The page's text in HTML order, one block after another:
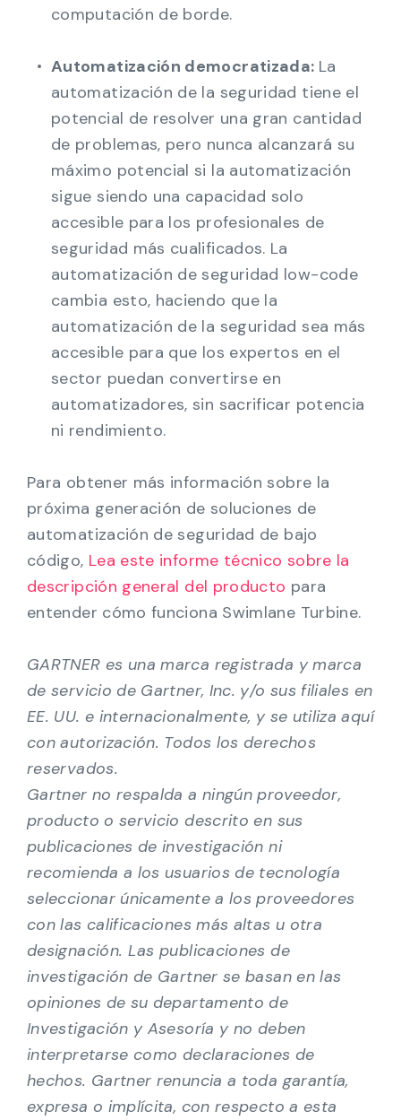
computación de borde.
Automatización democratizada: La
automatización de la seguridad tiene el
potencial de resolver una gran cantidad
de problemas, pero nunca alcanzará su
máximo potencial si la automatización
sigue siendo una capacidad solo
accesible para los profesionales de
seguridad más cualificados. La
automatización de seguridad low-code
cambia esto, haciendo que la
automatización de la seguridad sea más
accesible para que los expertos en el
sector puedan convertirse en
automatizadores, sin sacrificar potencia
ni rendimiento.
Para obtener más información sobre la
próxima generación de soluciones de
automatización de seguridad de bajo
código, Lea este informe técnico sobre la
descripción general del producto para
entender cómo funciona Swimlane Turbine.
GARTNER es una marca registrada y marca
de servicio de Gartner, Inc. y/o sus filiales en
EE. UU. e internacionalmente, y se utiliza aquí
con autorización. Todos los derechos
reservados.
Gartner no respalda a ningún proveedor,
producto o servicio descrito en sus
publicaciones de investigación ni
recomienda a los usuarios de tecnología
seleccionar únicamente a los proveedores
con las calificaciones más altas u otra
designación. Las publicaciones de
investigación de Gartner se basan en las
opiniones de su departamento de
Investigación y Asesoría y no deben
interpretarse como declaraciones de
hechos. Gartner renuncia a toda garantía,
expresa o implícita, con respecto a esta